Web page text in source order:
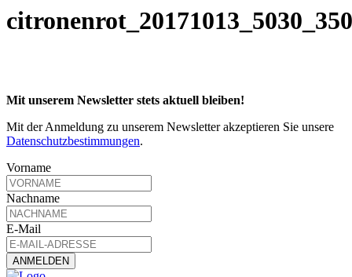
Mit unserem Newsletter stets aktuell bleiben!
Mit der Anmeldung zu unserem Newsletter akzeptieren Sie unsere
Datenschutzbestimmungen.
Vorname
Nachname
E-Mail